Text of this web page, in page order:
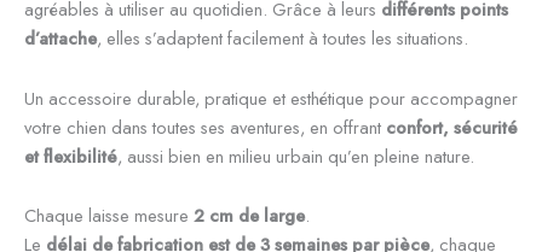
agréables à utiliser au quotidien. Grâce à leurs différents points
d’attache, elles s’adaptent facilement à toutes les situations.
Un accessoire durable, pratique et esthétique pour accompagner
votre chien dans toutes ses aventures, en offrant confort, sécurité
et flexibilité, aussi bien en milieu urbain qu’en pleine nature.
Chaque laisse mesure 2 cm de large.
Le délai de fabrication est de 3 semaines par pièce, chaque